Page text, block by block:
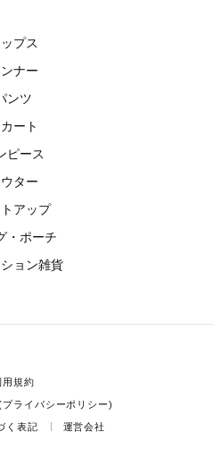
ップス
ナー
ンツ
ート
ピース
ター
アップ
・ポーチ
ョン雑貨
用規約
ライバシーポリシー)
く表記 運営会社